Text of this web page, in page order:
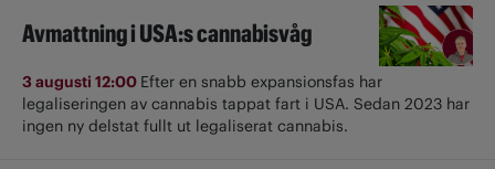
Avmattning i USA:s cannabisvåg
3 augusti 12:00 Efter en snabb expansionsfas har
legaliseringen av cannabis tappat fart i USA. Sedan 2023 har
ingen ny delstat fullt ut ­legaliserat cannabis.